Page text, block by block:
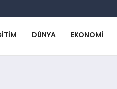
DÜNYA EKONOMI